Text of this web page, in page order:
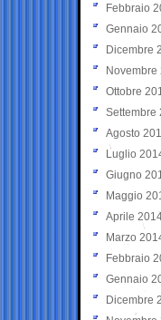
Febbraio
Gennaio
Dicembre
Novembre
Ottobre
Settembre
Agosto
Luglio
Giugno
Maggio
Aprile
Marzo
Febbraio
Gennaio
Dicembre